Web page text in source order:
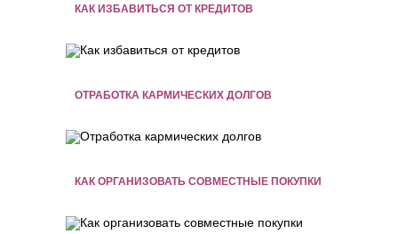
КАК ИЗБАВИТЬСЯ ОТ КРЕДИТОВ
ОТРАБОТКА КАРМИЧЕСКИХ ДОЛГОВ
КАК ОРГАНИЗОВАТЬ СОВМЕСТНЫЕ ПОКУПКИ